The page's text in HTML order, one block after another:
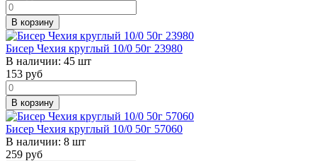
В корзину
Бисер Чехия круглый 10/0 50г 23980
В наличии: 45 шт
153 руб
В корзину
Бисер Чехия круглый 10/0 50г 57060
В наличии: 8 шт
259 руб